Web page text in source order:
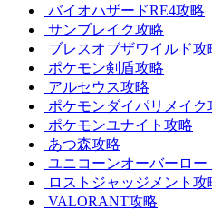
バイオハザードRE4攻略
サンブレイク攻略
ブレスオブザワイルド攻
ポケモン剣盾攻略
アルセウス攻略
ポケモンダイパリメイク
ポケモンユナイト攻略
あつ森攻略
ユニコーンオーバーロー
ロストジャッジメント攻
VALORANT攻略